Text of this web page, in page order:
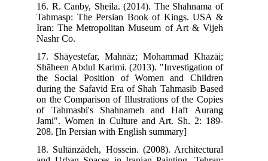
16. R. Canby, Sheila. (2014). The Shahnama of
Tahmasp: The Persian Book of Kings. USA &
Iran: The Metropolitan Museum of Art & Vijeh
Nashr Co.
17. Shāyestefar, Mahnāz; Mohammad Khazāi;
Shāheen Abdul Karimi. (2013). "Investigation of
the Social Position of Women and Children
during the Safavid Era of Shah Tahmasib Based
on the Comparison of Illustrations of the Copies
of Tahmasbi's Shahnameh and Haft Aurang
Jami". Women in Culture and Art. Sh. 2: 189-
208. [In Persian with English summary]
18. Sultānzādeh, Hossein. (2008). Architectural